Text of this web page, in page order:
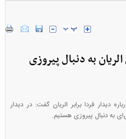
به دنبال پیروزی
دیدار فردا برابر الریان گفت: در دیدار
به دنبال پیروزی هستیم.